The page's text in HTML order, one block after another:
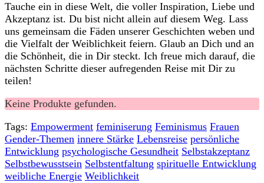
Tauche ein in diese Welt, die voller Inspiration, Liebe und
Akzeptanz ist. Du bist nicht allein auf diesem Weg. Lass
uns gemeinsam die Fäden unserer ‌Geschichten weben und
die Vielfalt der Weiblichkeit feiern. Glaub an⁢ Dich und‌ an⁤
die⁣ Schönheit, die in Dir steckt. Ich ​freue mich darauf, ‍die
nächsten ⁣Schritte dieser aufregenden Reise mit Dir zu
teilen!
Keine Produkte gefunden.
Tags: Empowerment feminiserung Feminismus Frauen
Gender-Themen innere Stärke Lebensreise persönliche
Entwicklung psychologische Gesundheit Selbstakzeptanz
Selbstbewusstsein Selbstentfaltung spirituelle Entwicklung
weibliche Energie Weiblichkeit